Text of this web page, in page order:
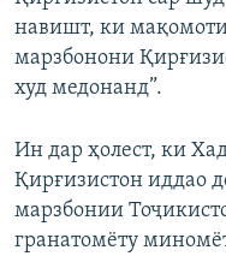
навишт, ки
марзбонони
худ медонанд”.
Ин дар ҳолест, ки
Қирғизистон иддао
марзбонии
гранатомёту